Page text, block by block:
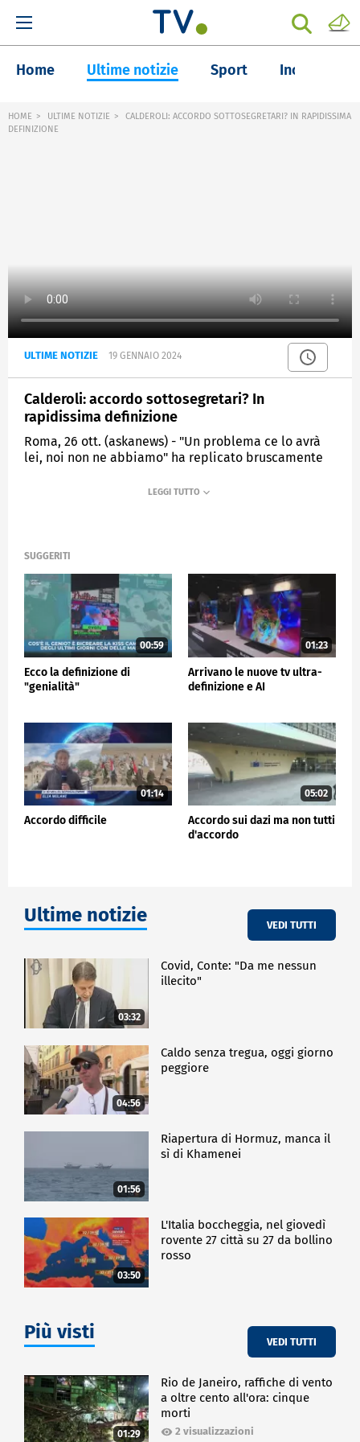
Home Ultime notizie Sport Inchieste
HOME ULTIME NOTIZIE
CALDEROLI: ACCORDO SOTTOSEGRETARI? IN RAPIDISSIMA
DEFINIZIONE
ULTIME NOTIZIE 19 GENNAIO 2024
Calderoli: accordo sottosegretari? In
rapidissima definizione
Roma, 26 ott. (askanews) - "Un problema ce lo avrà
lei, noi non ne abbiamo" ha replicato bruscamente
destra, il ministro per gli Affari regionali, il leghista
definizione"; ha poi risposto a chi gli chiedeva se è
stato raggiunto l'accordo per la lista dei
sottosegretari e vice-ministri del nuovo governo.
POLITICA
SUGGERITI
00:59
Ecco la definizione di
"genialità"
01:23
Arrivano le nuove tv ultra-
definizione e AI
01:14
Accordo difficile
05:02
Accordo sui dazi ma non tutti
d'accordo
Ultime notizie VEDI TUTTI
03:32
Covid, Conte: "Da me nessun
illecito"
04:56
Caldo senza tregua, oggi giorno
peggiore
01:56
Riapertura di Hormuz, manca il
sì di Khamenei
03:50
L'Italia boccheggia, nel giovedì
rovente 27 città su 27 da bollino
rosso
Più visti VEDI TUTTI
01:29
Rio de Janeiro, raffiche di vento
a oltre cento all'ora: cinque
morti
2 visualizzazioni